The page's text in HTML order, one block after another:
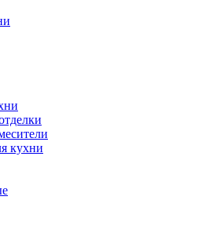
кухни